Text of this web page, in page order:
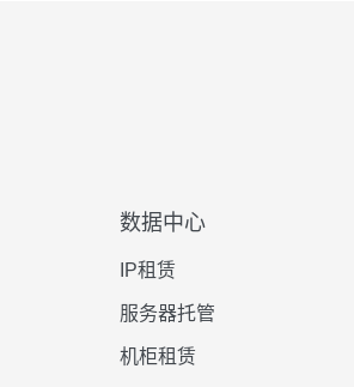
数据中心
IP租赁
服务器托管
机柜租赁